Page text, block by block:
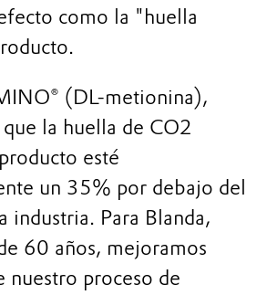
como la "huella
(DL-metionina),
la huella de CO2
esté
un 35% por debajo del
industria. Para Blanda,
60 años, mejoramos
nuestro proceso de